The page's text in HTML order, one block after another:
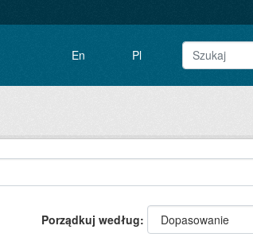
En Pl
Porządkuj według